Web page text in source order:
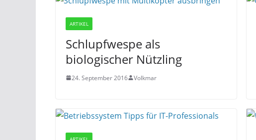
ARTIKEL
Schlupfwespe als
biologischer Nützling
24. September 2016 Volkmar